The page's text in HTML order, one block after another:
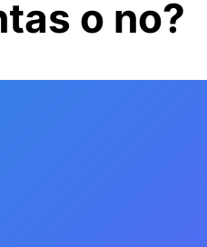
o no?